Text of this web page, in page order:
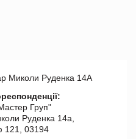
Миколи Руденка 14А
Груп"
Руденка 14а,
121, 03194